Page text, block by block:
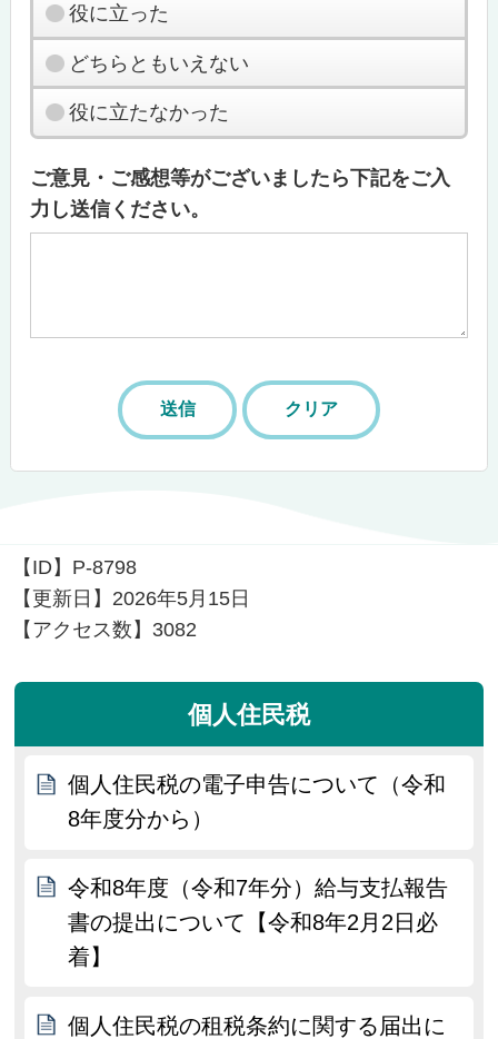
役に立った
どちらともいえない
役に立たなかった
ご意見・ご感想等がございましたら下記をご入
力し送信ください。
【ID】 P-8798
【更新日】 2026年5月15日
【アクセス数】 3082
個人住民税
個人住民税の電子申告について（令和
8年度分から）
令和8年度（令和7年分）給与支払報告
書の提出について【令和8年2月2日必
着】
個人住民税の租税条約に関する届出に